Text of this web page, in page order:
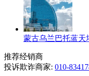
蒙古乌兰巴托蓝天
推荐经销商
投诉欺诈商家: 010-